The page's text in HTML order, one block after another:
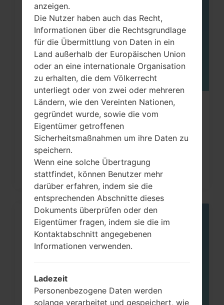
Wie kann man die
Werkseinstellungen durch Code
auf...
anzeigen.
Die Nutzer haben auch das Recht,
Informationen über die Rechtsgrundlage
für die Übermittlung von Daten in ein
Land außerhalb der Europäischen Union
oder an eine internationale Organisation
zu erhalten, die dem Völkerrecht
unterliegt oder von zwei oder mehreren
Ländern, wie den Vereinten Nationen,
gegründet wurde, sowie die vom
Eigentümer getroffenen
Sicherheitsmaßnahmen um ihre Daten zu
speichern.
Wenn eine solche Übertragung
stattfindet, können Benutzer mehr
darüber erfahren, indem sie die
entsprechenden Abschnitte dieses
Dokuments überprüfen oder den
Eigentümer fragen, indem sie die im
Kontaktabschnitt angegebenen
Informationen verwenden.
Ladezeit
Personenbezogene Daten werden
solange verarbeitet und gespeichert, wie